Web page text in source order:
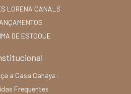
LORENA CANALS
DE ESTOQUE
a Casa Cahaya
Frequentes